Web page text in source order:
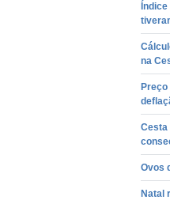
na
Cesta
Ovos
Natal